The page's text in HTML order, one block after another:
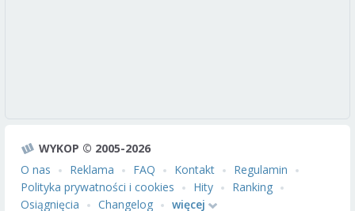
WYKOP © 2005-2026
O nas
Reklama FAQ Kontakt
Regulamin
Polityka prywatności i cookies
Hity
Ranking
Osiągnięcia
Changelog więcej